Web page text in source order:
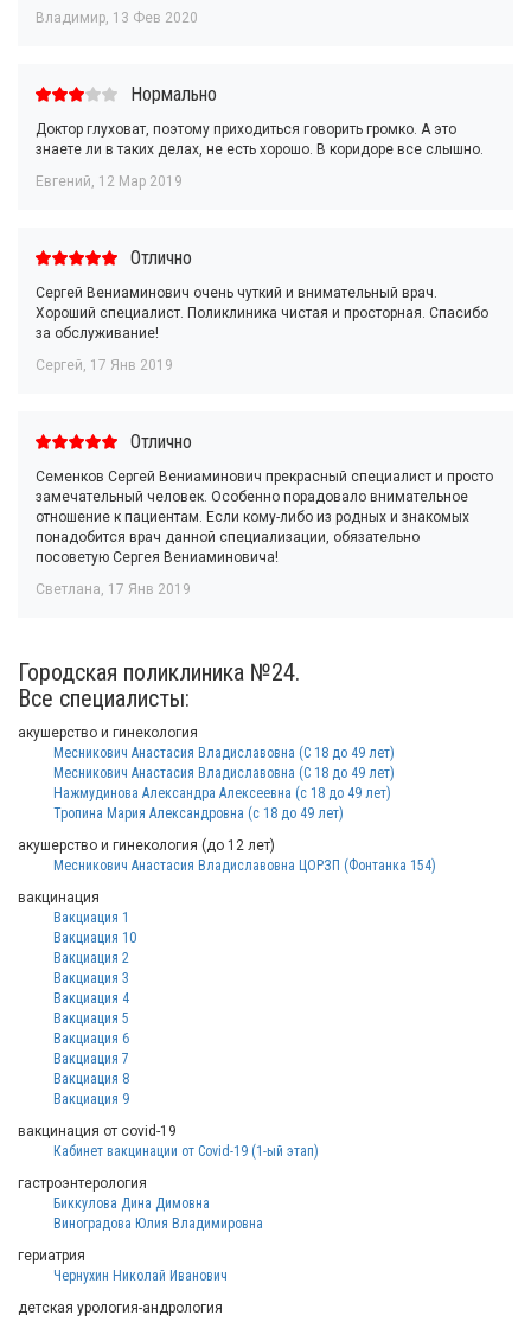
Владимир, 13 Фев 2020
Нормально
Доктор глуховат, поэтому приходиться говорить громко. А это
знаете ли в таких делах, не есть хорошо. В коридоре все слышно.
Евгений, 12 Мар 2019
Отлично
Сергей Вениаминович очень чуткий и внимательный врач.
Хороший специалист. Поликлиника чистая и просторная. Спасибо
за обслуживание!
Сергей, 17 Янв 2019
Отлично
Семенков Сергей Вениаминович прекрасный специалист и просто
замечательный человек. Особенно порадовало внимательное
отношение к пациентам. Если кому-либо из родных и знакомых
понадобится врач данной специализации, обязательно
посоветую Сергея Вениаминовича!
Светлана, 17 Янв 2019
Городская поликлиника №24.
Все специалисты:
акушерство и гинекология
Месникович Анастасия Владиславовна (С 18 до 49 лет)
Месникович Анастасия Владиславовна (С 18 до 49 лет)
Нажмудинова Александра Алексеевна (с 18 до 49 лет)
Тропина Мария Александровна (с 18 до 49 лет)
акушерство и гинекология (до 12 лет)
Месникович Анастасия Владиславовна ЦОРЗП (Фонтанка 154)
вакцинация
Вакциация 1
Вакциация 10
Вакциация 2
Вакциация 3
Вакциация 4
Вакциация 5
Вакциация 6
Вакциация 7
Вакциация 8
Вакциация 9
вакцинация от covid-19
Кабинет вакцинации от Covid-19 (1-ый этап)
гастроэнтерология
Биккулова Дина Димовна
Виноградова Юлия Владимировна
гериатрия
Чернухин Николай Иванович
детская урология-андрология